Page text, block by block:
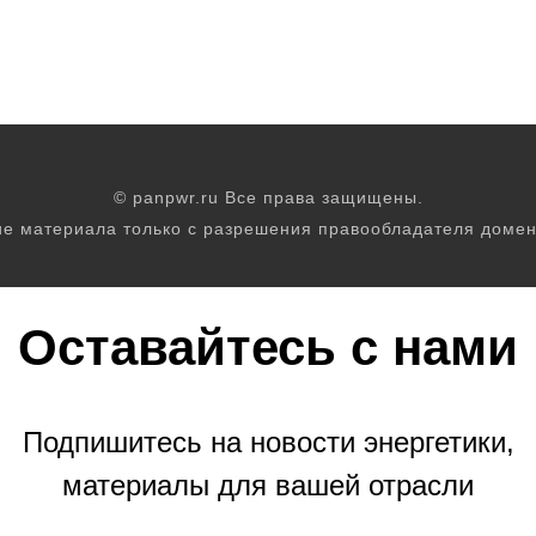
© panpwr.ru Все права защищены.
материала только с разрешения правообладателя
Оставайтесь с нами
Подпишитесь на новости энергетики,
материалы для вашей отрасли